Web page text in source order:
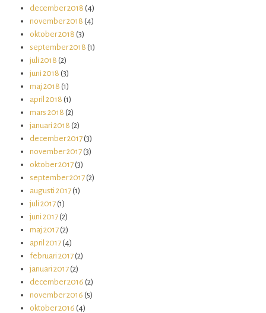
december 2018 (4)
november 2018 (4)
oktober 2018 (3)
september 2018 (1)
juli 2018 (2)
juni 2018 (3)
maj 2018 (1)
april 2018 (1)
mars 2018 (2)
januari 2018 (2)
december 2017 (3)
november 2017 (3)
oktober 2017 (3)
september 2017 (2)
augusti 2017 (1)
juli 2017 (1)
juni 2017 (2)
maj 2017 (2)
april 2017 (4)
februari 2017 (2)
januari 2017 (2)
december 2016 (2)
november 2016 (5)
oktober 2016 (4)